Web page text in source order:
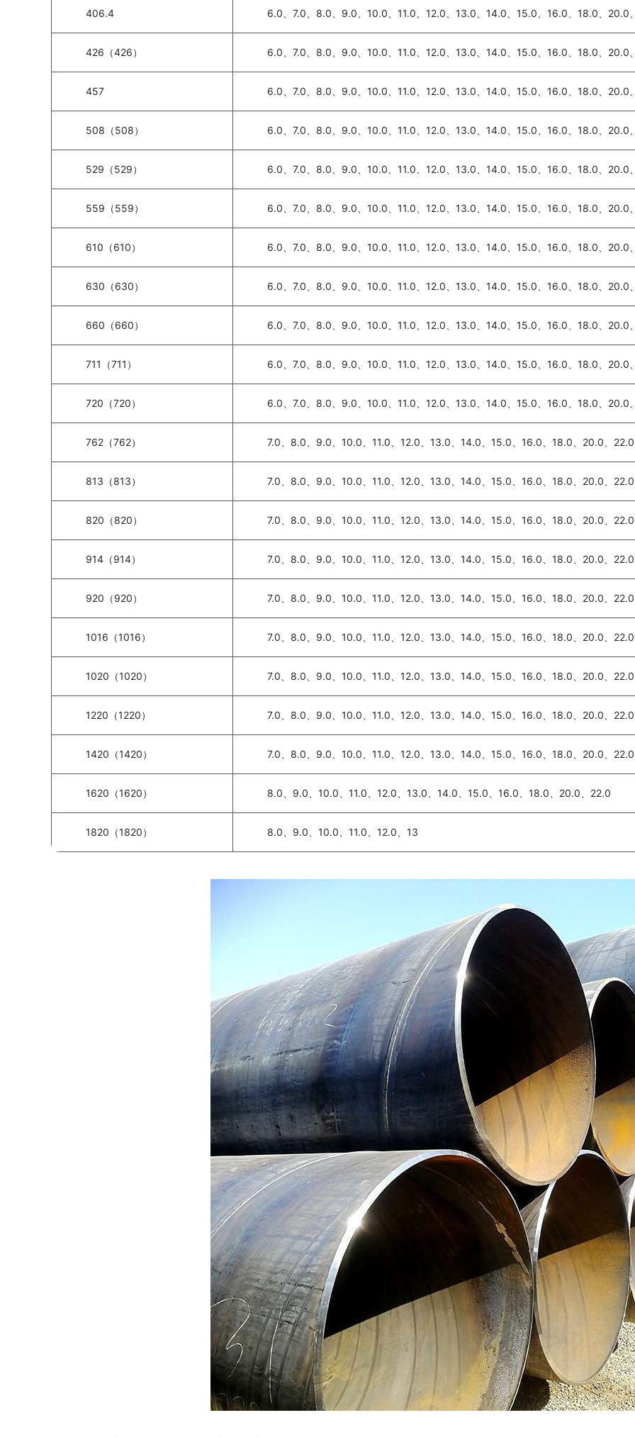
406.4 6.0、7.0、8.0、9.0、10.0、11.0、12.0、13.0、14.0、15.0、16.0、18.0、20.0
426（426） 6.0、7.0、8.0、9.0、10.0、11.0、12.0、13.0、14.0、15.0、16.0、18.0、20.0
457 6.0、7.0、8.0、9.0、10.0、11.0、12.0、13.0、14.0、15.0、16.0、18.0、20.0
508（508） 6.0、7.0、8.0、9.0、10.0、11.0、12.0、13.0、14.0、15.0、16.0、18.0、20.0
529（529） 6.0、7.0、8.0、9.0、10.0、11.0、12.0、13.0、14.0、15.0、16.0、18.0、20.0
559（559） 6.0、7.0、8.0、9.0、10.0、11.0、12.0、13.0、14.0、15.0、16.0、18.0、20.0
610（610） 6.0、7.0、8.0、9.0、10.0、11.0、12.0、13.0、14.0、15.0、16.0、18.0、20.0
630（630） 6.0、7.0、8.0、9.0、10.0、11.0、12.0、13.0、14.0、15.0、16.0、18.0、20.0
660（660） 6.0、7.0、8.0、9.0、10.0、11.0、12.0、13.0、14.0、15.0、16.0、18.0、20.0
711（711） 6.0、7.0、8.0、9.0、10.0、11.0、12.0、13.0、14.0、15.0、16.0、18.0、20.0
720（720） 6.0、7.0、8.0、9.0、10.0、11.0、12.0、13.0、14.0、15.0、16.0、18.0、20.0
762（762） 7.0、8.0、9.0、10.0、11.0、12.0、13.0、14.0、15.0、16.0、18.0、20.0、22.0
813（813） 7.0、8.0、9.0、10.0、11.0、12.0、13.0、14.0、15.0、16.0、18.0、20.0、22.0
820（820） 7.0、8.0、9.0、10.0、11.0、12.0、13.0、14.0、15.0、16.0、18.0、20.0、22.0
914（914） 7.0、8.0、9.0、10.0、11.0、12.0、13.0、14.0、15.0、16.0、18.0、20.0、22.0
920（920） 7.0、8.0、9.0、10.0、11.0、12.0、13.0、14.0、15.0、16.0、18.0、20.0、22.0
1016（1016） 7.0、8.0、9.0、10.0、11.0、12.0、13.0、14.0、15.0、16.0、18.0、20.0、22.0
1020（1020） 7.0、8.0、9.0、10.0、11.0、12.0、13.0、14.0、15.0、16.0、18.0、20.0、22.0
1220（1220） 7.0、8.0、9.0、10.0、11.0、12.0、13.0、14.0、15.0、16.0、18.0、20.0、22.0
1420（1420） 7.0、8.0、9.0、10.0、11.0、12.0、13.0、14.0、15.0、16.0、18.0、20.0、22.0
1620（1620） 8.0、9.0、10.0、11.0、12.0、13.0、14.0、15.0、16.0、18.0、20.0、22.0
1820（1820） 8.0、9.0、10.0、11.0、12.0、13